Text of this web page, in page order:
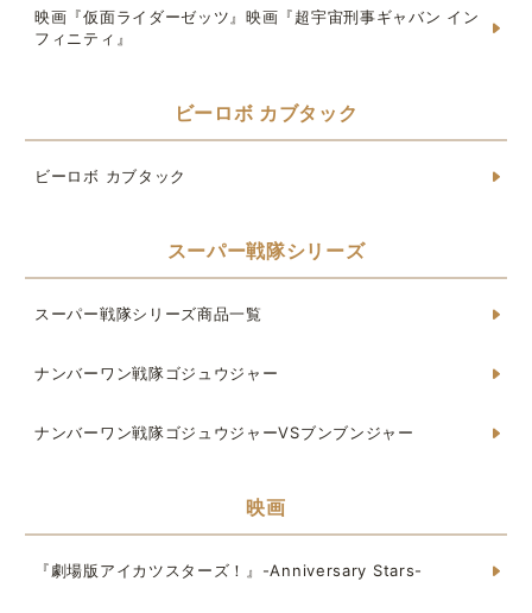
映画『仮面ライダーゼッツ』映画『超宇宙刑事ギャバン イン
フィニティ』
ビーロボ カブタック
ビーロボ カブタック
スーパー戦隊シリーズ
スーパー戦隊シリーズ商品一覧
ナンバーワン戦隊ゴジュウジャー
ナンバーワン戦隊ゴジュウジャーVSブンブンジャー
映画
『劇場版アイカツスターズ！』-Anniversary Stars-